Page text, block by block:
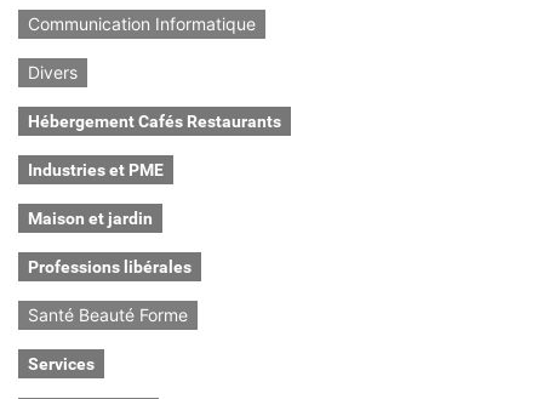
Communication Informatique
Divers
Hébergement Cafés Restaurants
Industries et PME
Maison et jardin
Professions libérales
Santé Beauté Forme
Services